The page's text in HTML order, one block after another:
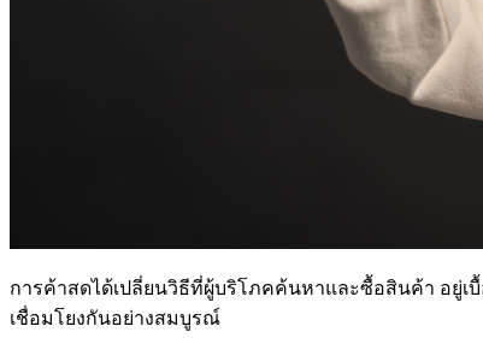
การค้าสดได้เปลี่ยนวิธีที่ผู้บริโภคค้นหาและซื้อสินค้า อยู่
เชื่อมโยงกันอย่างสมบูรณ์